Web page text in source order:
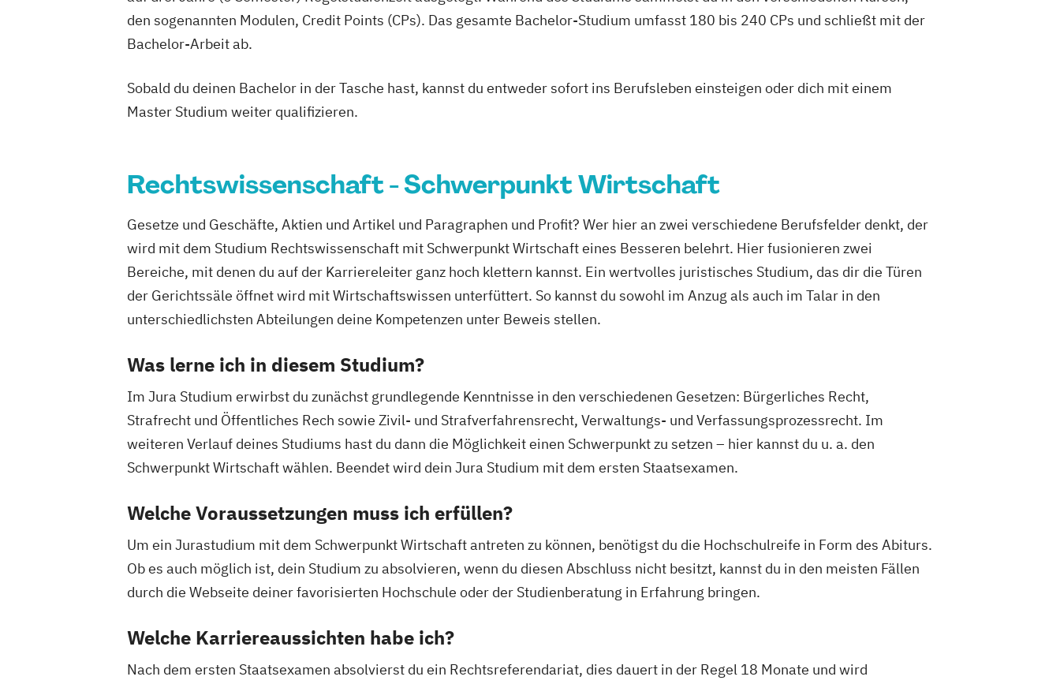
den sogenannten Modulen, Credit Points (CPs). Das gesamte Bachelor-Studium umfasst 180 bis 240 CPs und schließt mit der
Bachelor-Arbeit ab.
Sobald du deinen Bachelor in der Tasche hast, kannst du entweder sofort ins Berufsleben einsteigen oder dich mit einem
Master Studium weiter qualifizieren.
Rechtswissenschaft - Schwerpunkt Wirtschaft
Gesetze und Geschäfte, Aktien und Artikel und Paragraphen und Profit? Wer hier an zwei verschiedene Berufsfelder denkt, der
wird mit dem Studium Rechtswissenschaft mit Schwerpunkt Wirtschaft eines Besseren belehrt. Hier fusionieren zwei
Bereiche, mit denen du auf der Karriereleiter ganz hoch klettern kannst. Ein wertvolles juristisches Studium, das dir die Türen
der Gerichtssäle öffnet wird mit Wirtschaftswissen unterfüttert. So kannst du sowohl im Anzug als auch im Talar in den
unterschiedlichsten Abteilungen deine Kompetenzen unter Beweis stellen.
Was lerne ich in diesem Studium?
Im Jura Studium erwirbst du zunächst grundlegende Kenntnisse in den verschiedenen Gesetzen: Bürgerliches Recht,
Strafrecht und Öffentliches Rech sowie Zivil- und Strafverfahrensrecht, Verwaltungs- und Verfassungsprozessrecht. Im
weiteren Verlauf deines Studiums hast du dann die Möglichkeit einen Schwerpunkt zu setzen – hier kannst du u. a. den
Schwerpunkt Wirtschaft wählen. Beendet wird dein Jura Studium mit dem ersten Staatsexamen.
Welche Voraussetzungen muss ich erfüllen?
Um ein Jurastudium mit dem Schwerpunkt Wirtschaft antreten zu können, benötigst du die Hochschulreife in Form des Abiturs.
Ob es auch möglich ist, dein Studium zu absolvieren, wenn du diesen Abschluss nicht besitzt, kannst du in den meisten Fällen
durch die Webseite deiner favorisierten Hochschule oder der Studienberatung in Erfahrung bringen.
Welche Karriereaussichten habe ich?
Nach dem ersten Staatsexamen absolvierst du ein Rechtsreferendariat, dies dauert in der Regel 18 Monate und wird